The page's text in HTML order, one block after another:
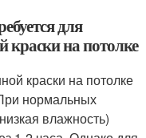
для
краски на потолке
краски на потолке
нормальных
влажность)